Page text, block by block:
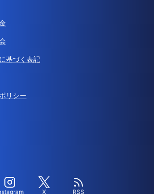
基づく表記
リシー
X RSS